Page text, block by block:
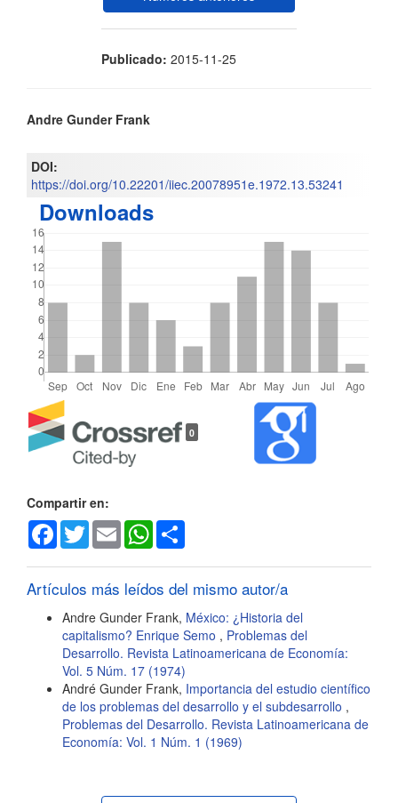
Publicado: 2015-11-25
Contenido
principal
del
artículo
Andre Gunder Frank
DOI:
https://doi.org/10.22201/iiec.20078951e.1972.13.53241
Downloads
Detalles
del
artículo
0
Compartir en:
Facebook
Twitter Email WhatsApp
Artículos más leídos del mismo autor/a
Andre Gunder Frank, México: ¿Historia del
capitalismo? Enrique Semo , Problemas del
Desarrollo. Revista Latinoamericana de Economía:
Vol. 5 Núm. 17 (1974)
André Gunder Frank, Importancia del estudio científico
de los problemas del desarrollo y el subdesarrollo ,
Problemas del Desarrollo. Revista Latinoamericana de
Economía: Vol. 1 Núm. 1 (1969)